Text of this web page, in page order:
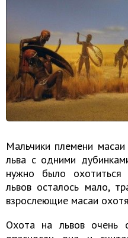
Мальчики племени
льва с одними
нужно было охотиться
львов осталось мало,
взрослеющие масаи
Охота на львов очень